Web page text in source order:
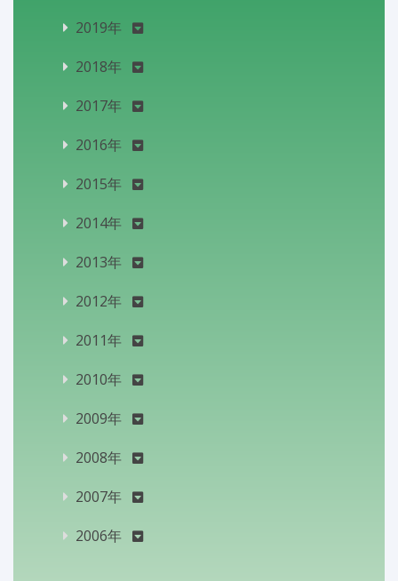
2019年
2018年
2017年
2016年
2015年
2014年
2013年
2012年
2011年
2010年
2009年
2008年
2007年
2006年